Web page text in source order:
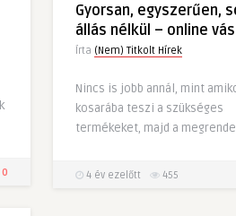
0
Gyorsan, egyszerűen,
állás nélkül – online
Írta (Nem) Titkolt Hírek
Nincs is jobb annál, mint
kosarába teszi a szükséges
termékeket, majd a
4 év ezelőtt 455